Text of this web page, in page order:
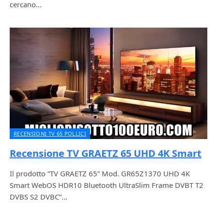
cercano…
RECENSIONI TV 65 POLLICI
Recensione TV GRAETZ 65 UHD 4K Smart
Il prodotto “TV GRAETZ 65” Mod. GR65Z1370 UHD 4K
Smart WebOS HDR10 Bluetooth UltraSlim Frame DVBT T2
DVBS S2 DVBC”…